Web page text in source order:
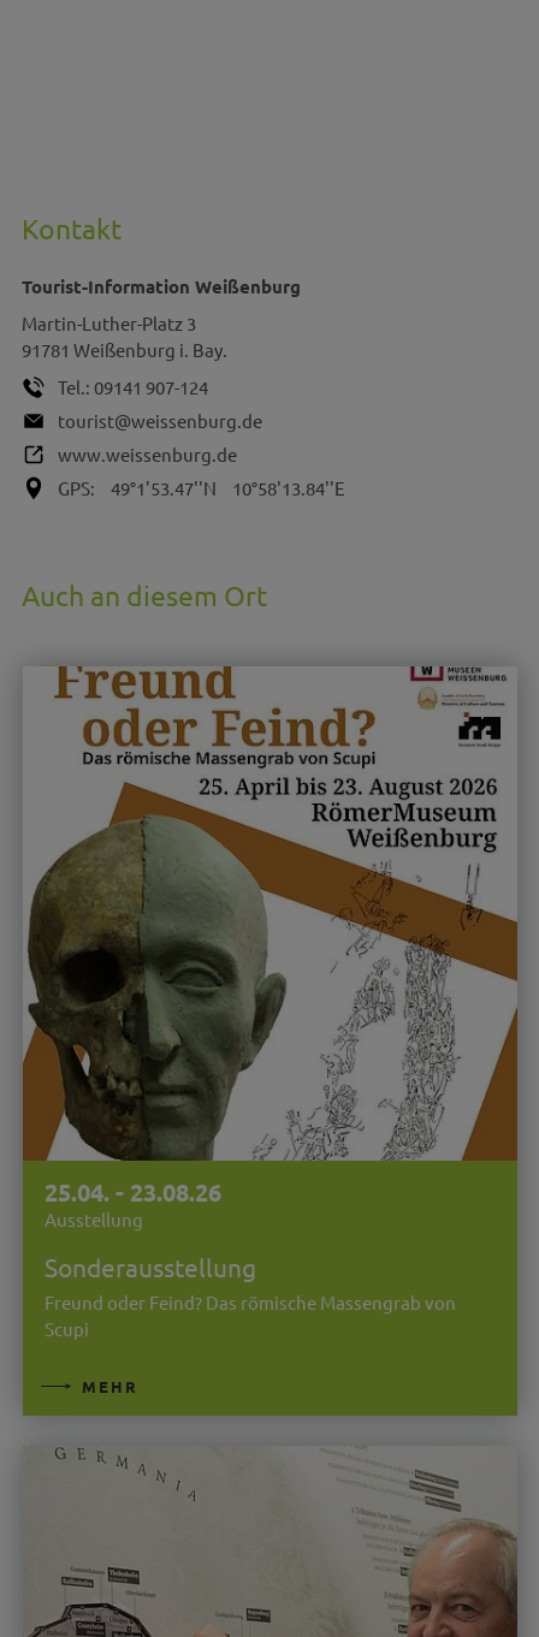
Kontakt
Tourist-Information Weißenburg
Martin-Luther-Platz 3
91781 Weißenburg i. Bay.
Tel.: 09141 907-124
tourist@weissenburg.de
www.weissenburg.de
GPS:
49°1'53.47''N 10°58'13.84''E
Auch an diesem Ort
25.04. - 23.08.26
Ausstellung
Sonderausstellung
Freund oder Feind? Das römische Massengrab von
Scupi
MEHR